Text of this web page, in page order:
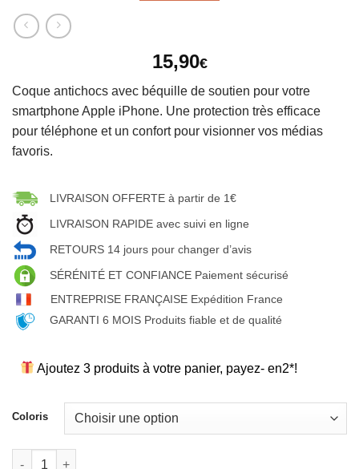
15,90€
Coque antichocs avec béquille de soutien pour votre
smartphone Apple iPhone. Une protection très efficace
pour téléphone et un confort pour visionner vos médias
favoris.
LIVRAISON OFFERTE à partir de 1€
LIVRAISON RAPIDE avec suivi en ligne
RETOURS 14 jours pour changer d’avis
SÉRÉNITÉ ET CONFIANCE Paiement sécurisé
ENTREPRISE FRANÇAISE Expédition France
GARANTI 6 MOIS Produits fiable et de qualité
Ajoutez 3 produits à votre panier, payez- en2*!
Coloris
quantité de Coque armure haute protection avec anneau de